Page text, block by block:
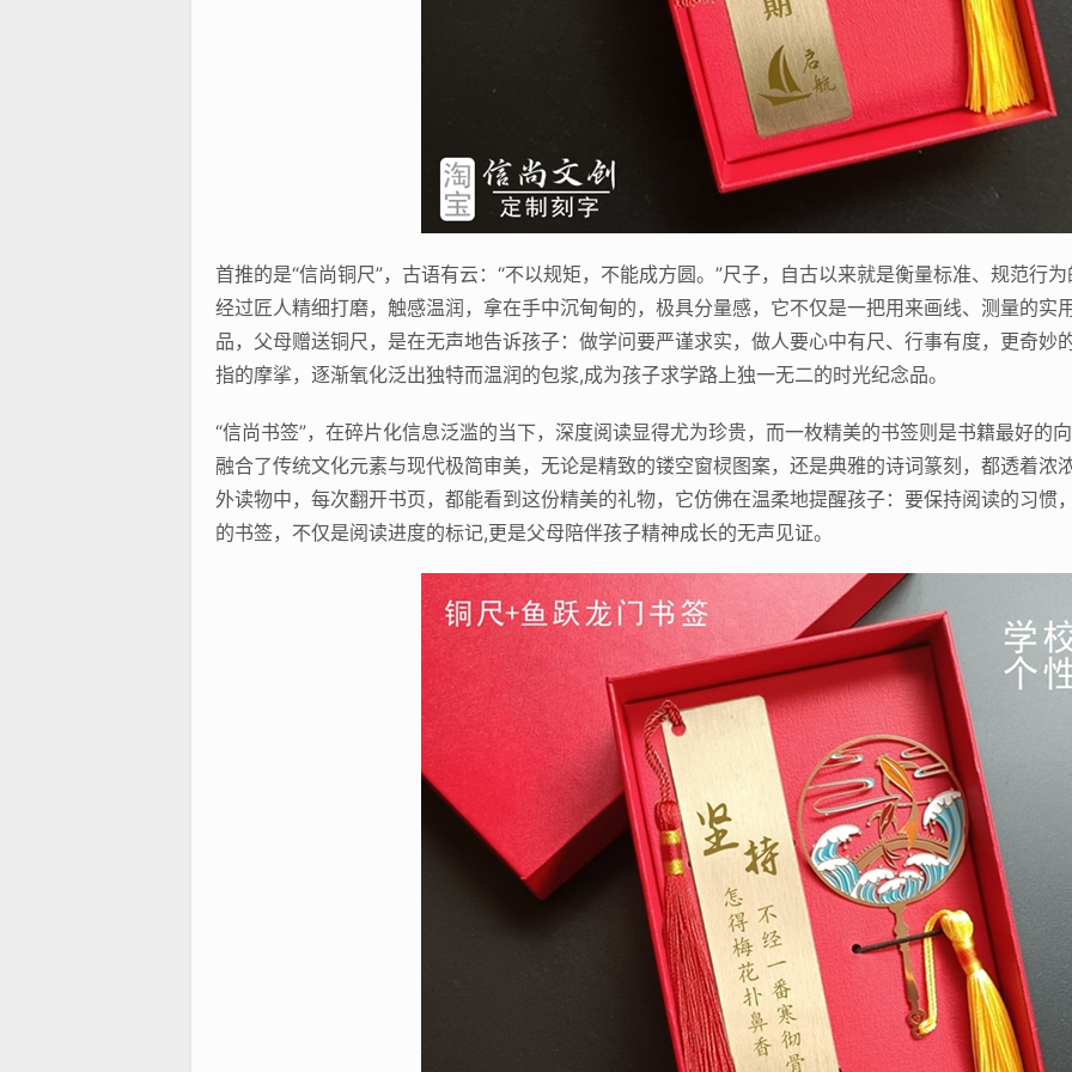
首推的是“信尚铜尺”，古语有云：“不以规矩，不能成方圆。”尺子，自古以来就是衡量标准、规范行
经过匠人精细打磨，触感温润，拿在手中沉甸甸的，极具分量感，它不仅是一把用来画线、测量的实
品，父母赠送铜尺，是在无声地告诉孩子：做学问要严谨求实，做人要心中有尺、行事有度，更奇妙
指的摩挲，逐渐氧化泛出独特而温润的包浆,成为孩子求学路上独一无二的时光纪念品。
“信尚书签”，在碎片化信息泛滥的当下，深度阅读显得尤为珍贵，而一枚精美的书签则是书籍最好的
融合了传统文化元素与现代极简审美，无论是精致的镂空窗棂图案，还是典雅的诗词篆刻，都透着浓
外读物中，每次翻开书页，都能看到这份精美的礼物，它仿佛在温柔地提醒孩子：要保持阅读的习惯
的书签，不仅是阅读进度的标记,更是父母陪伴孩子精神成长的无声见证。